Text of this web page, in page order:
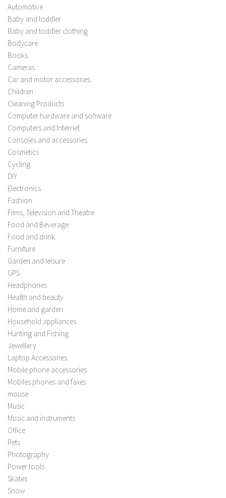
Automotive
Baby and toddler
Baby and toddler clothing
Bodycare
Books
Cameras
Car and motor accessories
Children
Cleaning Products
Computer hardware and software
Computers and Internet
Consoles and accessories
Cosmetics
Cycling
DIY
Electronics
Fashion
Films, Television and Theatre
Food and Beverage
Food and drink
Furniture
Garden and leisure
GPS
Headphones
Health and beauty
Home and garden
Household appliances
Hunting and Fishing
Jewellery
Laptop Accessories
Mobile phone accessories
Mobiles phones and faxes
mouse
Music
Music and instruments
Office
Pets
Photography
Power tools
Skates
Snow